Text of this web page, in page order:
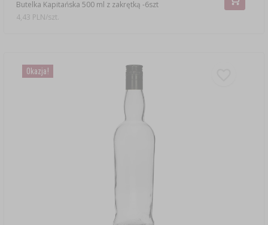
Butelka Kapitańska 500 ml z zakrętką -6szt
4,43 PLN/szt.
Okazja!